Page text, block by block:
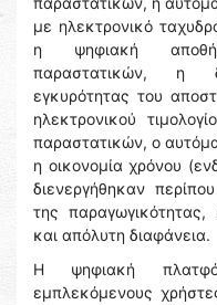
με ηλεκτρονικό
η ψηφιακή
παραστατικών, η
εγκυρότητας του
ηλεκτρονικού
παραστατικών, ο
η οικονομία χρόνου
διενεργήθηκαν
της
και απόλυτη διαφάνεια.
Η ψηφιακή
εμπλεκόμενους